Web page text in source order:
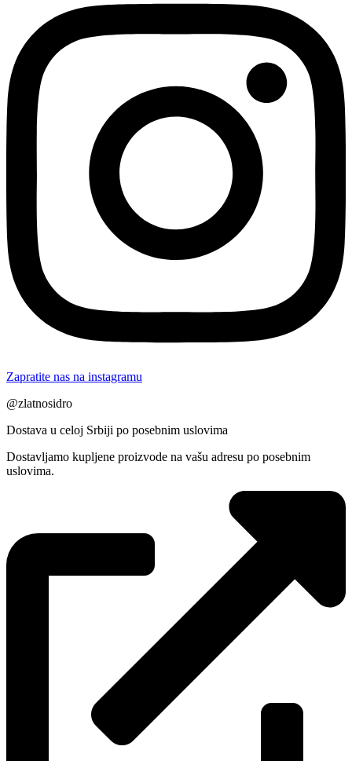
Zapratite nas na instagramu
@zlatnosidro
Dostava u celoj Srbiji po posebnim uslovima
Dostavljamo kupljene proizvode na vašu adresu po posebnim
uslovima.